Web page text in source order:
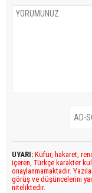
UYARI: Küfür, hakaret,
içeren, Türkçe karakter
onaylanmamaktadır.
görüş ve düşüncelerini
niteliktedir.